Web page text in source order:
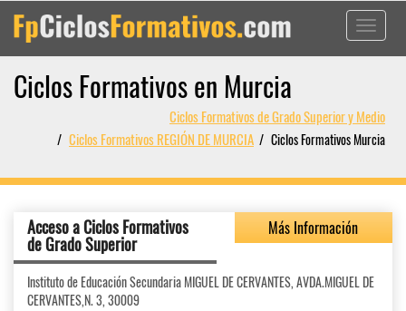
Toggle
Ciclos Formativos en Murcia
Ciclos Formativos de Grado Superior y Medio
Ciclos Formativos REGIÓN DE MURCIA
Ciclos Formativos Murcia
Acceso a Ciclos Formativos
de Grado Superior
Más Información
Instituto de Educación Secundaria MIGUEL DE CERVANTES, AVDA.MIGUEL DE
CERVANTES,N. 3, 30009